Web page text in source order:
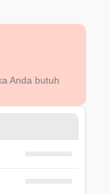
Anda butuh